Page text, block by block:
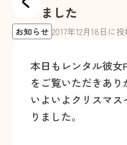
ました
お知らせ 2017年12月 18 日に投
本日もレンタル彼女
をご覧いただきあり
いよいよクリスマ
りました。